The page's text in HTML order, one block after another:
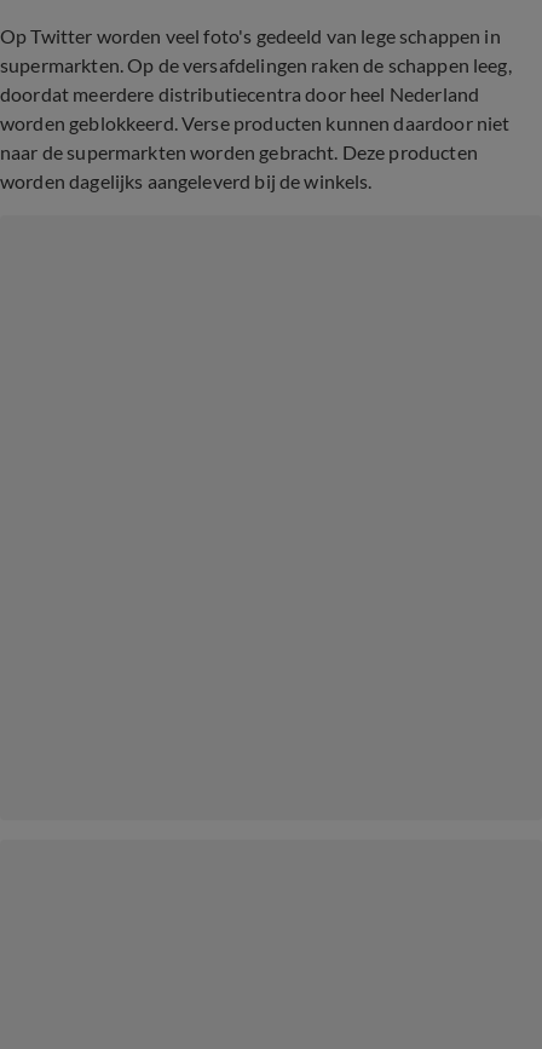
Op Twitter worden veel foto's gedeeld van lege schappen in
supermarkten. Op de versafdelingen raken de schappen leeg,
doordat meerdere distributiecentra door heel Nederland
worden geblokkeerd. Verse producten kunnen daardoor niet
naar de supermarkten worden gebracht. Deze producten
worden dagelijks aangeleverd bij de winkels.